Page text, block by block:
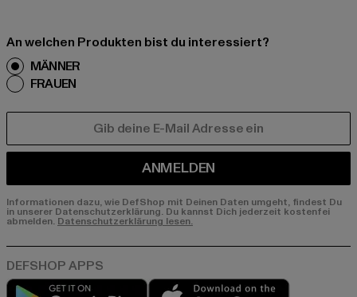
An welchen Produkten bist du interessiert?
MÄNNER
FRAUEN
ANMELDEN
Informationen dazu, wie DefShop mit Deinen Daten umgeht, findest Du
in unserer Datenschutzerklärung. Du kannst Dich jederzeit kostenfei
abmelden. Datenschutzerklärung lesen.
Play market